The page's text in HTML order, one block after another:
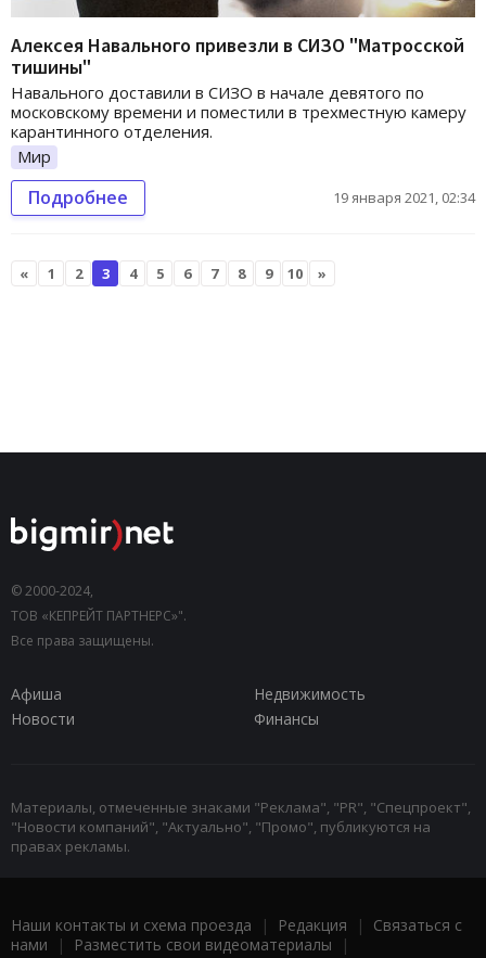
Алексея Навального привезли в СИЗО "Матросской
тишины"
Навального доставили в СИЗО в начале девятого по
московскому времени и поместили в трехместную камеру
карантинного отделения.
Мир
Подробнее 19 января 2021, 02:34
« 1 2 3 4 5 6 7 8 9 10 »
© 2000-2024,
ТОВ «КЕПРЕЙТ ПАРТНЕРС»".
Все права защищены.
Афиша
Недвижимость
Новости
Финансы
Материалы, отмеченные знаками "Реклама", "PR", "Спецпроект",
"Новости компаний", "Актуально", "Промо", публикуются на
правах рекламы.
Наши контакты и схема проезда | Редакция | Связаться с
нами | Разместить свои видеоматериалы |